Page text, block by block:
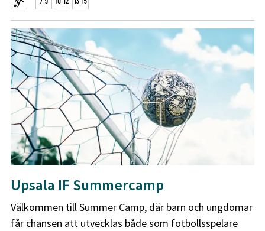
Upsala IF Summercamp
Välkommen till Summer Camp, där barn och ungdomar
får chansen att utvecklas både som fotbollsspelare